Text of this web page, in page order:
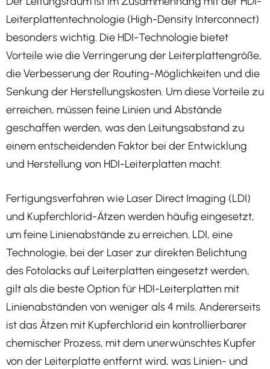
Leiterplattentechnologie (High-Density Interconnect)
besonders wichtig. Die HDI-Technologie bietet
Vorteile wie die Verringerung der Leiterplattengröße,
die Verbesserung der Routing-Möglichkeiten und die
Senkung der Herstellungskosten. Um diese Vorteile zu
erreichen, müssen feine Linien und Abstände
geschaffen werden, was den Leitungsabstand zu
einem entscheidenden Faktor bei der Entwicklung
und Herstellung von HDI-Leiterplatten macht.
Fertigungsverfahren wie Laser Direct Imaging (LDI)
und Kupferchlorid-Ätzen werden häufig eingesetzt,
um feine Linienabstände zu erreichen. LDI, eine
Technologie, bei der Laser zur direkten Belichtung
des Fotolacks auf Leiterplatten eingesetzt werden,
gilt als die beste Option für HDI-Leiterplatten mit
Linienabständen von weniger als 4 mils. Andererseits
ist das Ätzen mit Kupferchlorid ein kontrollierbarer
chemischer Prozess, mit dem unerwünschtes Kupfer
von der Leiterplatte entfernt wird, was Linien- und